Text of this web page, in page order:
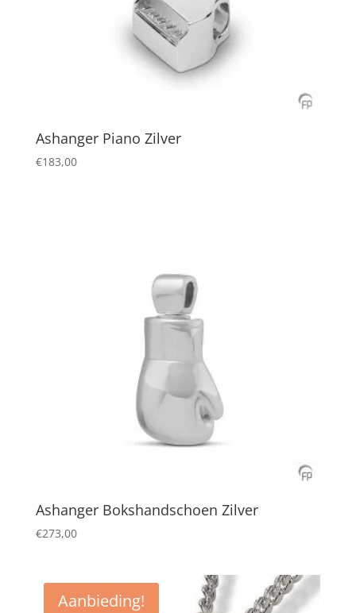
Ashanger Piano Zilver
€183,00
Ashanger Bokshandschoen Zilver
€273,00
Aanbieding!